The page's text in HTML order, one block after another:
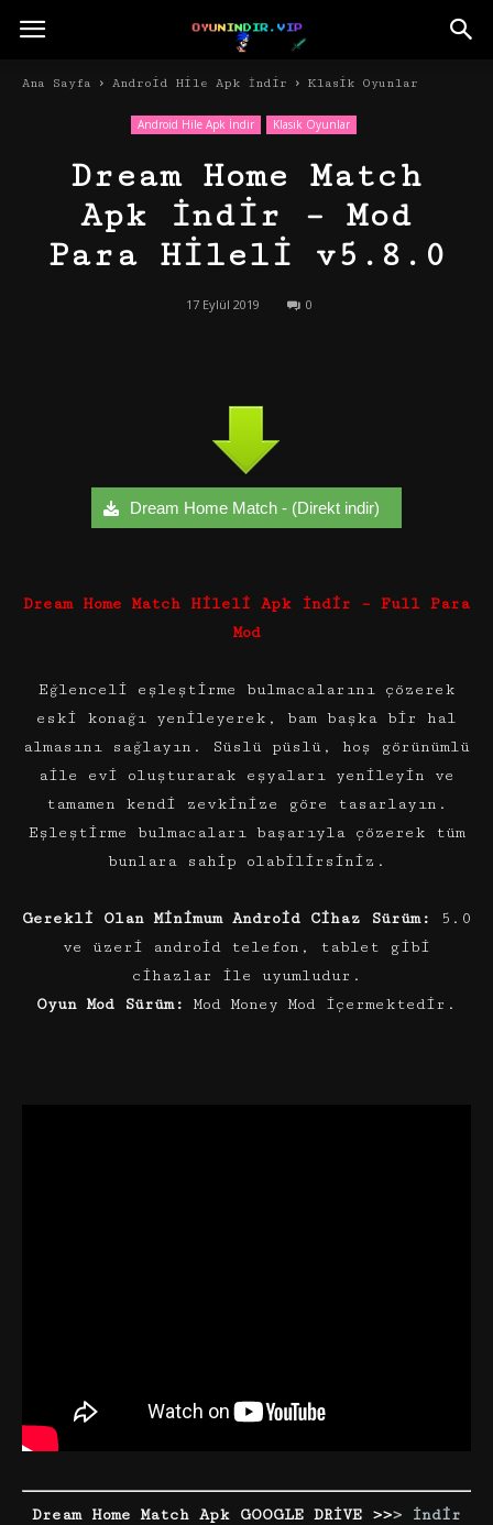
Ana Sayfa Android Hile Apk İndir Klasik Oyunlar
Android Hile Apk İndir Klasik Oyunlar
Dream Home Match
Apk İndir – Mod
Para Hileli v5.8.0
17 Eylül 2019 0
Dream Home Match - (Direkt indir)
Dream Home Match Hileli Apk İndir – Full Para
Mod
Eğlenceli eşleştirme bulmacalarını çözerek
eski konağı yenileyerek, bam başka bir hal
almasını sağlayın. Süslü püslü, hoş görünümlü
aile evi oluşturarak eşyaları yenileyin ve
tamamen kendi zevkinize göre tasarlayın.
Eşleştirme bulmacaları başarıyla çözerek tüm
bunlara sahip olabilirsiniz.
Gerekli Olan Minimum Android Cihaz Sürüm:
5.0
ve üzeri android telefon, tablet gibi
cihazlar ile uyumludur.
Oyun Mod Sürüm: Mod Money Mod içermektedir.
Dream Home Match Apk GOOGLE DRİVE >>> İndir